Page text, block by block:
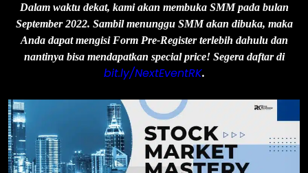
Dalam waktu dekat, kami akan membuka SMM pada bulan
September 2022. Sambil menunggu SMM akan dibuka, maka
Anda dapat mengisi Form Pre-Register terlebih dahulu dan
nantinya bisa mendapatkan special price! Segera daftar di
bit.ly/NextEventRK.